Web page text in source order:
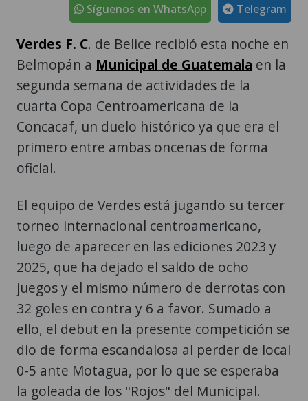
Telegram
Síguenos en WhatsApp
Verdes F. C. de Belice recibió esta noche en
Belmopán a Municipal de Guatemala en la
segunda semana de actividades de la
cuarta Copa Centroamericana de la
Concacaf, un duelo histórico ya que era el
primero entre ambas oncenas de forma
oficial.
El equipo de Verdes está jugando su tercer
torneo internacional centroamericano,
luego de aparecer en las ediciones 2023 y
2025, que ha dejado el saldo de ocho
juegos y el mismo número de derrotas con
32 goles en contra y 6 a favor. Sumado a
ello, el debut en la presente competición se
dio de forma escandalosa al perder de local
0-5 ante Motagua, por lo que se esperaba
la goleada de los "Rojos" del Municipal.